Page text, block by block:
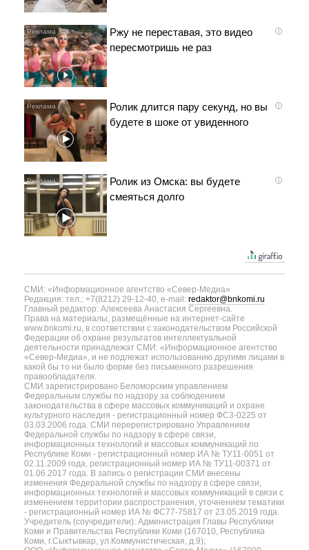
i
Ржу не переставая, это видео
пересмотришь не раз
i
Ролик длится пару секунд, но вы
будете в шоке от увиденного
i
Ролик из Омска: вы будете
смеяться долго
СМИ: «Информационное агентство «Север-Медиа»
Редакция: тел.: +7(8212) 29-12-40, e-mail: redaktor@bnkomi.ru
Главный редактор: Алексеева Анастасия Сергеевна.
Права на материалы, размещённые на интернет-сайте
www.bnkomi.ru, в соответствии с законодательством Российской
Федерации об охране результатов интеллектуальной
деятельности принадлежат СМИ: «Информационное агентство
«Север-Медиа», и не подлежат использованию другими лицами в
какой бы то ни было форме без письменного разрешения
правообладателя.
СМИ зарегистрировано Беломорским управлением
Федеральным службы по надзору за соблюдением
законодательства в сфере массовых коммуникаций и охране
культурного наследия - регистрационный номер ФС3-0225 от
03.03.2006 года. СМИ перерегистрировано Управлением
Федеральной службы по надзору в сфере связи,
информационных технологий и массовых коммуникаций по
Республике Коми - регистрационный номер ИА № ТУ11-0051 от
02.11.2009 года, регистрационный номер ИА № ТУ11-00371 от
01.06.2017 года. В запись о регистрации СМИ внесены
изменения Федеральной службы по надзору в сфере связи,
информационных технологий и массовых коммуникаций в связи с
изменением территории распространения, уточнением тематики
- регистрационный номер ИА № ФС77-75817 от 23.05.2019 года.
Учредитель (соучредители): Администрация Главы Республики
Коми и Правительства Республики Коми (167010, Республика
Коми, г.Сыктывкар, ул.Коммунистическая, д.9);